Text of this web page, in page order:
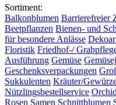
Sortiment:
Balkonblumen Barrierefreier
Beetpflanzen Bienen- und
für besondere Anlässe
Floristik Friedhof-/
Ausführung Gemüse
Geschenksverpackungen
Sukkulenten Kräuter/
Nützlingsbestellservice
Rosen Samen Schnittblumen